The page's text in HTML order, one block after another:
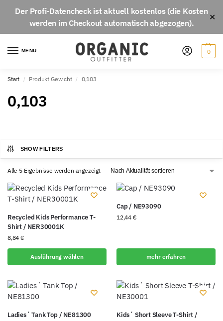
Der Profi-Datencheckist aktuell kostenlos(die Kosten
werden im Checkout automatisch abgezogen).
✕
MENÜ 0
Start / Produkt Gewicht / 0,103
0,103
SHOW FILTERS
Alle 5 Ergebnisse werden angezeigt
Recycled Kids Performance T-
Shirt / NER30001K
8,84€
Ausführung wählen
Cap / NE93090
12,44 €
mehr erfahren
Ladies´ Tank Top / NE81300
Kids´ Short Sleeve T-Shirt /